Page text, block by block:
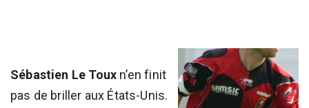
Sébastien Le Toux n’en finit
pas de briller aux États-Unis.